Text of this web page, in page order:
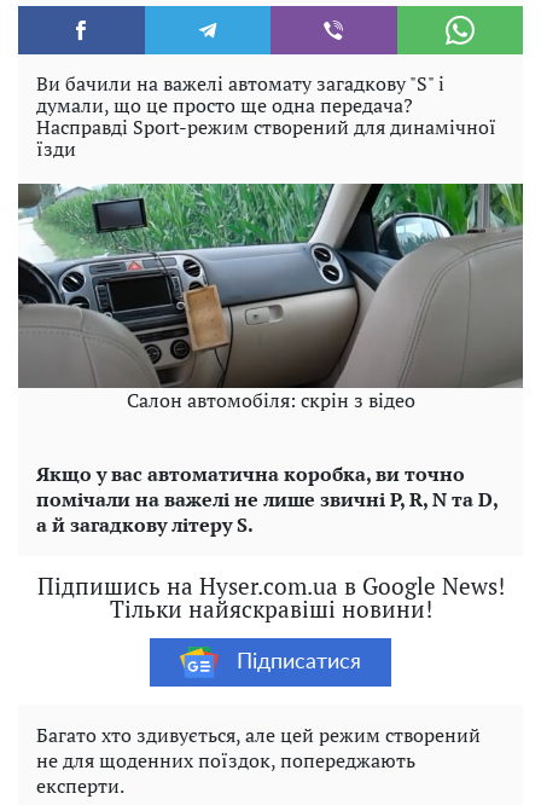
Ви бачили на важелі автомату загадкову "S" і
думали, що це просто ще одна передача?
Насправді Sport-режим створений для динамічної
їзди
Салон автомобіля: скрін з відео
Якщо у вас автоматична коробка, ви точно
помічали на важелі не лише звичні P, R, N та D,
а й загадкову літеру S.
Підпишись на Hyser.com.ua в Google News!
Тільки найяскравіші новини!
Підписатися
Багато хто здивується, але цей режим створений
не для щоденних поїздок, попереджають
експерти.